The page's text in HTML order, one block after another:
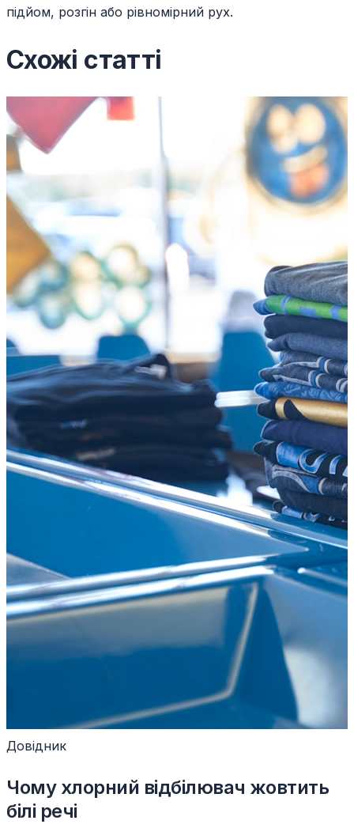
підйом, розгін або рівномірний рух.
Схожі статті
Довідник
Чому хлорний відбілювач жовтить
білі речі